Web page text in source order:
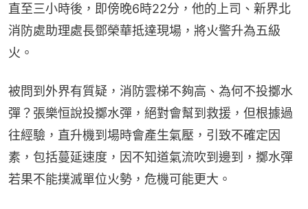
直至三小時後，即傍晚6時22分，他的上司、新界北
消防處助理處長鄧榮華抵達現場，將火警升為五級
火。
被問到外界有質疑，消防雲梯不夠高、為何不投擲水
彈？張樂恒說投擲水彈，絕對會幫到救援，但根據過
往經驗，直升機到場時會產生氣壓，引致不確定因
素，包括蔓延速度，因不知道氣流吹到邊到，擲水彈
若果不能撲滅單位火勢，危機可能更大。